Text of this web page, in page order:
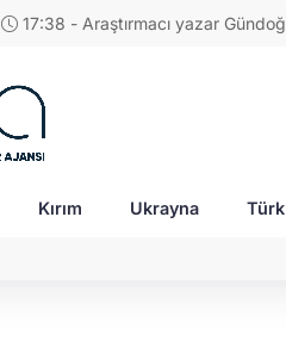
17:38 - Araştırmacı yazar
16,2341
27,9743
Kırım Ukrayna Türk